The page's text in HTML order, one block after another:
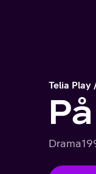
Telia Play
Drama